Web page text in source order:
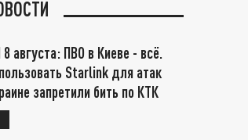
августа: ПВО в Киеве - всё.
Starlink для атак
запретили бить по КТК